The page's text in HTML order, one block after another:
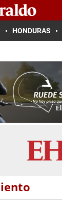
HONDURAS